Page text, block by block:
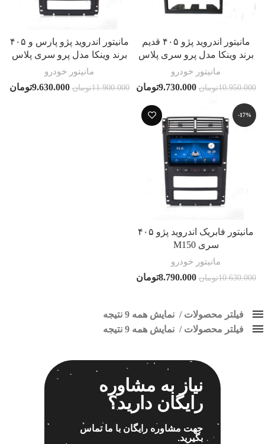
مانیتور اندروید پژو ۴۰۵ قدیم
برند وینکا مدل پرو سری پلاس
مانیتور خودرو
10.950.000تومان 9.730.000تومان
مانیتور اندروید پژو پارس و ۴۰۵
برند وینکا مدل پرو سری پلاس
مانیتور خودرو
11.900.000تومان 9.630.000تومان
-17%
مانیتور فابریک اندروید پژو ۴۰۵
سری M150
مانیتور خودرو
10.630.000تومان 8.790.000تومان
فیلتر محصولات
نمایش همه 9 نتیجه
کلاس‌های حمل و نقل محصول
فقط نمایش محصولات فروش فقط موجود در انبار
فیلتر محصولات نمایش همه 9 نتیجه
اسپیکر پاناتک
اسپیکر خودرو ناکامیچی
نیاز به مشاوره
رایگان دارید؟
جهت مشاوره رایگان با ما تماس
بگیرید.